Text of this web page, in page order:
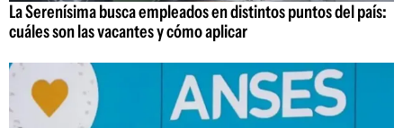
La Serenísima busca empleados en distintos puntos del país:
cuáles son las vacantes y cómo aplicar